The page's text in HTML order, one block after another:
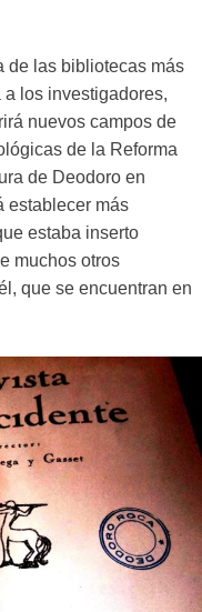
de las bibliotecas más
los investigadores,
nuevos campos de
de la Reforma
de Deodoro en
establecer más
estaba inserto
muchos otros
que se encuentran en